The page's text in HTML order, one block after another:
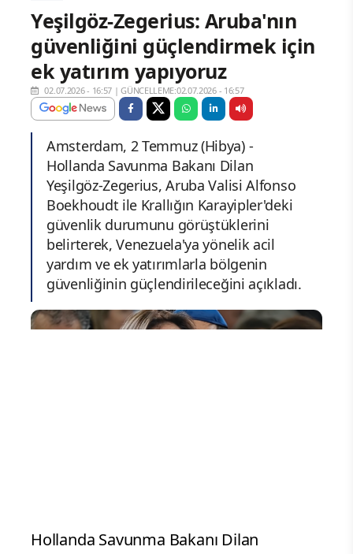
Yeşilgöz-Zegerius: Aruba'nın
güvenliğini güçlendirmek için
ek yatırım yapıyoruz
02.07.2026 - 16:57 |GÜNCELLEME:02.07.2026 - 16:57
Amsterdam, 2 Temmuz (Hibya) -
Hollanda Savunma Bakanı Dilan
Yeşilgöz-Zegerius, Aruba Valisi Alfonso
Boekhoudt ile Krallığın Karayipler'deki
güvenlik durumunu görüştüklerini
belirterek, Venezuela'ya yönelik acil
yardım ve ek yatırımlarla bölgenin
güvenliğinin güçlendirileceğini açıkladı.
Hollanda Savunma Bakanı Dilan